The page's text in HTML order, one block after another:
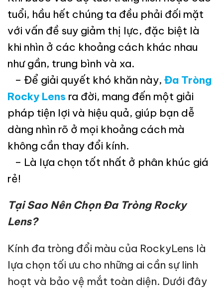
tuổi, hầu hết chúng ta đều phải đối mặt
với vấn đề suy giảm thị lực, đặc biệt là
khi nhìn ở các khoảng cách khác nhau
như gần, trung bình và xa.
– Để giải quyết khó khăn này, Đa Tròng
Rocky Lens ra đời, mang đến một giải
pháp tiện lợi và hiệu quả, giúp bạn dễ
dàng nhìn rõ ở mọi khoảng cách mà
không cần thay đổi kính.
– Là lựa chọn tốt nhất ở phân khúc giá
rẻ!
Tại Sao Nên Chọn Đa Tròng Rocky
Lens?
Kính đa tròng đổi màu của RockyLens là
lựa chọn tối ưu cho những ai cần sự linh
hoạt và bảo vệ mắt toàn diện. Dưới đây